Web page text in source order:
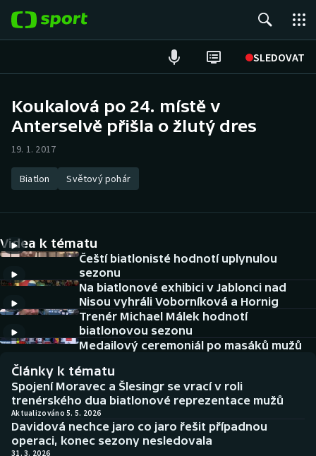
SLEDOVAT
Hokej
Atletika
DALŠÍ SPORTY
Americký fotbal
Baseball a softbal
Biatlon
Boby a skeleton
NEPŘEHLÉDNĚTE
Aplikace ČT sport
AZ kvíz
Koukalová po 24. místě v
Anterselvě přišla o žlutý dres
19. 1. 2017
Biatlon Světový pohár
Videa k tématu
Čeští biatlonisté hodnotí uplynulou
sezonu
Na biatlonové exhibici v Jablonci nad
Nisou vyhráli Voborníková a Hornig
Trenér Michael Málek hodnotí
biatlonovou sezonu
Medailový ceremoniál po masáků mužů
Články k tématu
Spojení Moravec a Šlesingr se vrací v roli
trenérského dua biatlonové reprezentace mužů
Aktualizováno 5. 5. 2026
Davidová nechce jaro co jaro řešit případnou
operaci, konec sezony nesledovala
31. 3. 2026